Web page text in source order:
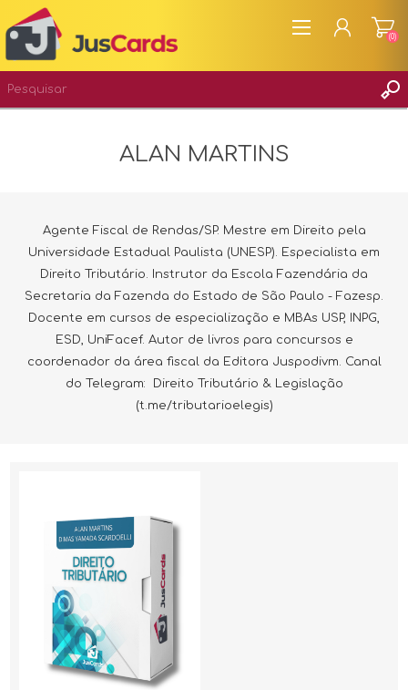
(0)
ALAN MARTINS
Agente Fiscal de Rendas/SP. Mestre em Direito pela
Universidade Estadual Paulista (UNESP). Especialista em
Direito Tributário. Instrutor da Escola Fazendária da
Secretaria da Fazenda do Estado de São Paulo - Fazesp.
Docente em cursos de especialização e MBAs USP, INPG,
ESD, UniFacef. Autor de livros para concursos e
coordenador da área fiscal da Editora Juspodivm. Canal
do Telegram: Direito Tributário & Legislação
(t.me/tributarioelegis)